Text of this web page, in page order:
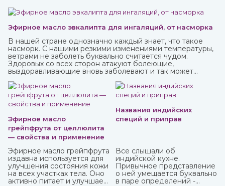
Эфирное масло эвкалипта для ингаляций, от насморка
В нашей стране однозначно каждый знает, что такое
насморк. С нашими резкими изменениями температуры,
ветрами не заболеть буквально считается чудом.
Здоровых со всех сторон атакуют болеющие,
выздоравливающие вновь заболевают и так может
Эфирное масло
грейпфрута от целлюлита
— свойства и применение
Эфирное масло грейпфрута
издавна используется для
улучшения состояния кожи
на всех участках тела. Оно
активно питает и улучшает
Названия индийских
специй и приправ
Все слышали об
индийской кухне.
Привычное представление
о ней умещается буквально
в паре определений -